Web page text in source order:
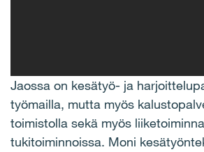
Jaossa on kesätyö- ja
työmailla, mutta myös
toimistolla sekä myös
tukitoiminnoissa. Moni